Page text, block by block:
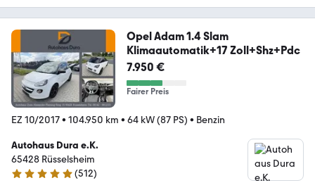
Opel Adam 1.4 Slam
Klimaautomatik+17 Zoll+Shz+Pdc
7.950 €
Fairer Preis
EZ 10/2017• 104.950 km • 64 kW (87 PS) • Benzin
Autohaus Dura e.K.
65428 Rüsselsheim
4.8 Sterne
(512)